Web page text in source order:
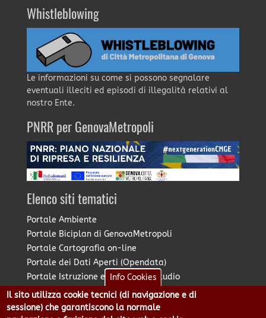
Whistleblowing
Le informazioni su come si possono segnalare
eventuali illeciti ed episodi di illegalità relativi al
nostro Ente.
PNRR per GenovaMetropoli
Elenco siti tematici
Portale Ambiente
Portale Biciplan di GenovaMetropoli
Portale Cartografia on-line
Portale dei Dati Aperti (Opendata)
Portale Istruzione e Diritto allo Studio
Portale Marketing Territoriale
Portale Piano Strategico Metropolitano
Info Cookies
Il sito utilizza cookie tecnici (di navigazione e di
sessione) che garantiscono la normale